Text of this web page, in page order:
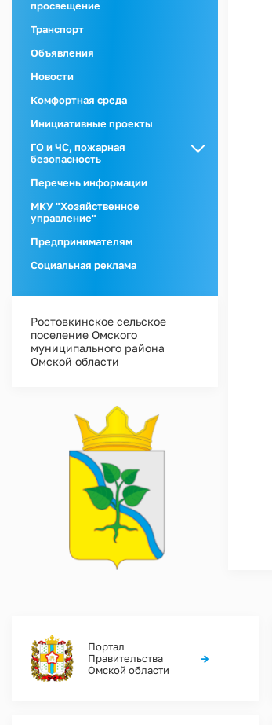
просвещение
Транспорт
Объявления
Новости
Комфортная среда
Инициативные проекты
ГО и ЧС, пожарная
безопасность
ГО и ЧС
Пожарная
безопасность
Перечень информации
МКУ "Хозяйственное
управление"
Предпринимателям
Социальная реклама
Ростовкинское сельское
поселение Омского
муниципального района
Омской области
Портал
Правительства
Омской области
→